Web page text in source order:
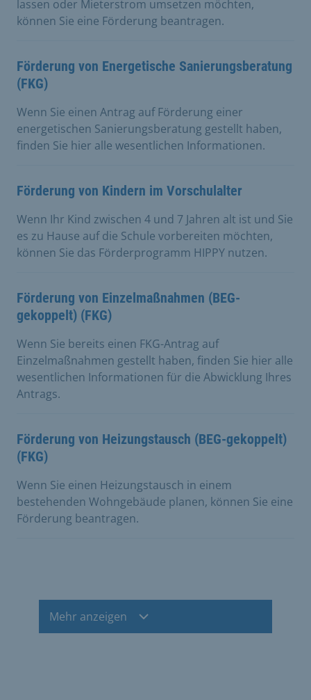
lassen oder Mieterstrom umsetzen möchten,
können Sie eine Förderung beantragen.
Förderung von Energetische Sanierungsberatung
(FKG)
Wenn Sie einen Antrag auf Förderung einer
energetischen Sanierungsberatung gestellt haben,
finden Sie hier alle wesentlichen Informationen.
Förderung von Kindern im Vorschulalter
Wenn Ihr Kind zwischen 4 und 7 Jahren alt ist und Sie
es zu Hause auf die Schule vorbereiten möchten,
können Sie das Förderprogramm HIPPY nutzen.
Förderung von Einzelmaßnahmen (BEG-
gekoppelt) (FKG)
Wenn Sie bereits einen FKG-Antrag auf
Einzelmaßnahmen gestellt haben, finden Sie hier alle
wesentlichen Informationen für die Abwicklung Ihres
Antrags.
Förderung von Heizungstausch (BEG-gekoppelt)
(FKG)
Wenn Sie einen Heizungstausch in einem
bestehenden Wohngebäude planen, können Sie eine
Förderung beantragen.
Mehr anzeigen